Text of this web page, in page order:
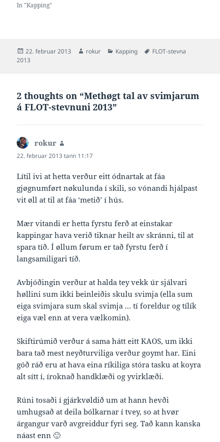
In "Kapping"
Posted
on
22. februar 2013 Author
rokur Categories
Kapping Tags
FLOT-stevna
2013
2 thoughts on “Methøgt tal av svimjarum
á FLOT-stevnuni 2013”
rokur
22. februar 2013 tann 11:17
Lítil ivi at hetta verður eitt ódnartak at fáa
gjøgnumført nøkulunda í skili, so vónandi hjálpast
vit øll at til at fáa ‘metið’ í hús.
Mær vitandi er hetta fyrstu ferð at einstakar
kappingar hava verið tiknar heilt av skránni, til at
spara tíð. Í øllum førum er tað fyrstu ferð í
langsamiligari tíð.
Avbjóðingin verður at halda tey vekk úr sjálvari
høllini sum ikki beinleiðis skulu svimja (ella sum
eiga svimjara sum skal svimja … tí foreldur og tílík
eiga væl enn at vera vælkomin).
Skiftirúmið verður á sama hátt eitt KAOS, um ikki
bara tað mest neyðturviliga verður goymt har. Eini
góð ráð eru at hava eina ríkiliga stóra tasku at koyra
alt sítt í, íroknað handklæði og yvirklæði.
Rúni tosaði í gjárkvøldið um at hann hevði
umhugsað at deila bólkarnar í tvey, so at hvør
árgangur varð avgreiddur fyri seg. Tað kann kanska
náast enn 🙂